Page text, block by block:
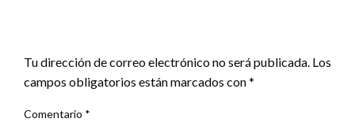
Tu dirección de correo electrónico no será publicada. Los
campos obligatorios están marcados con*
Comentario *